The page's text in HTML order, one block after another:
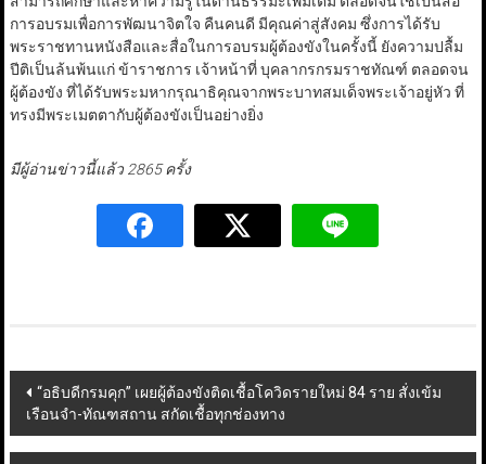
การอบรมเพื่อการพัฒนาจิตใจ คืนคนดี มีคุณค่าสู่สังคม ซึ่งการได้รับ
พระราชทานหนังสือและสื่อในการอบรมผู้ต้องขังในครั้งนี้ ยังความปลื้ม
ปีติเป็นล้นพ้นแก่ ข้าราชการ เจ้าหน้าที่ บุคลากรกรมราชทัณฑ์ ตลอดจน
ผู้ต้องขัง ที่ได้รับพระมหากรุณาธิคุณจากพระบาทสมเด็จพระเจ้าอยู่หัว ที่
ทรงมีพระเมตตากับผู้ต้องขังเป็นอย่างยิ่ง
มีผู้อ่านข่าวนี้แล้ว 2865 ครั้ง
Post
navigation
“อธิบดีกรมคุก” เผยผู้ต้องขังติดเชื้อโควิดรายใหม่ 84 ราย สั่งเข้ม
เรือนจำ-ทัณฑสถาน สกัดเชื้อทุกช่องทาง